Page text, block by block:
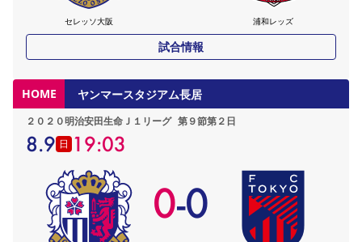
セレッソ大阪 浦和レッズ
試合情報
HOME ヤンマースタジアム長居
２０２０明治安田生命Ｊ１リーグ 第９節第２日
8.9 日 19:03
0-0